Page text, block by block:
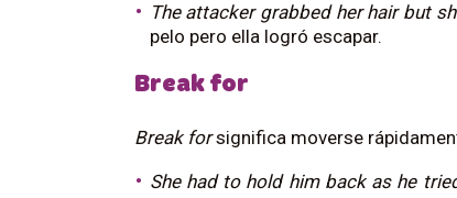
The attacker grabbed her hair but
pelo pero ella logró escapar.
Break for
Break forsignifica moverse
She had to hold him back as he